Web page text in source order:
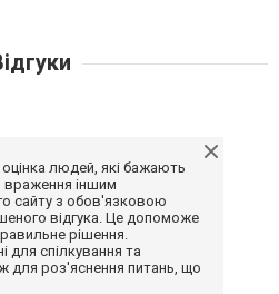
оцінка людей, які бажають
враження іншим
сайту з обов'язковою
відгука. Це допоможе
рішення.
для спілкування та
для роз'яснення питань, що